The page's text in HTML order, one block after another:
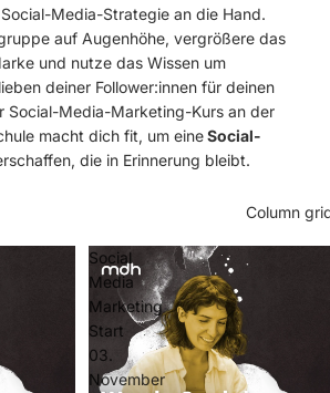
Media-Strategie an die Hand.
auf Augenhöhe, vergrößere das
und nutze das Wissen um
deiner Follower:innen für deinen
Social-Media-Marketing-Kurs an der
macht dich fit, um eineSocial-
die in Erinnerung bleibt.
Column
Social
Media
Marketing
Start
03.
November